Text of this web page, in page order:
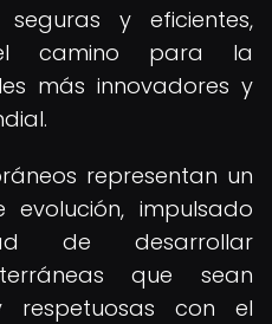
y eficientes,
camino para la
más innovadores y
representan un
impulsado
de desarrollar
que sean
respetuosas con el